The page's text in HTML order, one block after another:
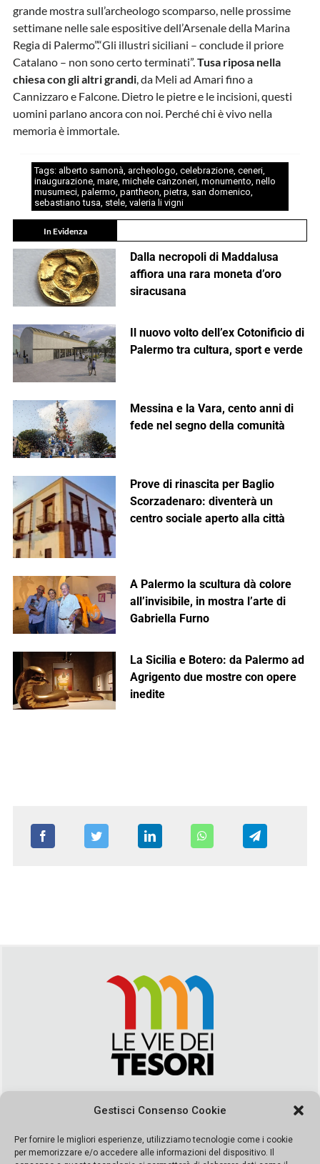
Gestisci Consenso Cookie
Per fornire le migliori esperienze, utilizziamo tecnologie come i cookie
per memorizzare e/o accedere alle informazioni del dispositivo. Il
grande mostra sull’archeologo scomparso, nelle prossime
settimane nelle sale espositive dell’Arsenale della Marina
Regia di Palermo”.“Gli illustri siciliani – conclude il priore
Catalano – non sono certo terminati”.Tusa riposa nella
chiesa con gli altri grandi, da Meli ad Amari fino a
Cannizzaro e Falcone. Dietro le pietre e le incisioni, questi
uomini parlano ancora con noi. Perché chi è vivo nella
memoria è immortale.
Tags: alberto samonà, archeologo, celebrazione, ceneri,
inaugurazione, mare, michele canzoneri, monumento, nello
musumeci, palermo, pantheon, pietra, san domenico,
sebastiano tusa, stele, valeria li vigni
In Evidenza
Dalla necropoli di Maddalusa
affiora una rara moneta d’oro
siracusana
Il nuovo volto dell’ex Cotonificio di
Palermo tra cultura, sport e verde
Messina e la Vara, cento anni di
fede nel segno della comunità
Prove di rinascita per Baglio
Scorzadenaro: diventerà un
centro sociale aperto alla città
A Palermo la scultura dà colore
all’invisibile, in mostra l’arte di
Gabriella Furno
La Sicilia e Botero: da Palermo ad
Agrigento due mostre con opere
inedite
segreteria@leviedeitesori.it